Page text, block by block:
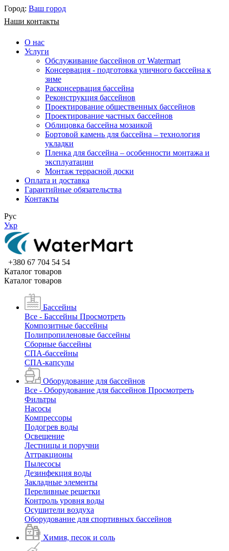
Город: Ваш город
Наши контакты
О нас
Услуги
Обслуживание бассейнов от Watermart
Консервация - подготовка уличного бассейна к
зиме
Расконсервация бассейна
Реконструкция бассейнов
Проектирование общественных бассейнов
Проектирование частных бассейнов
​Облицовка бассейна мозаикой
Бортовой камень для бассейна – технология
укладки
Пленка для бассейна – особенности монтажа и
эксплуатации
Монтаж террасной доски
Оплата и доставка
Гарантийные обязательства
Контакты
Рус
Укр
+380 67 704 54 54
Каталог товаров
Каталог товаров
Бассейны
Все - Бассейны Просмотреть
Композитные бассейны
Полипропиленовые бассейны
Сборные бассейны
СПА-бассейны
СПА-капсулы
Оборудование для бассейнов
Все - Оборудование для бассейнов Просмотреть
Фильтры
Насосы
Компрессоры
Подогрев воды
Освещение
Лестницы и поручни
Аттракционы
Пылесосы
Дезинфекция воды
Закладные элементы
Переливные решетки
Контроль уровня воды
Осушители воздуха
Оборудование для спортивных бассейнов
Химия, песок и соль